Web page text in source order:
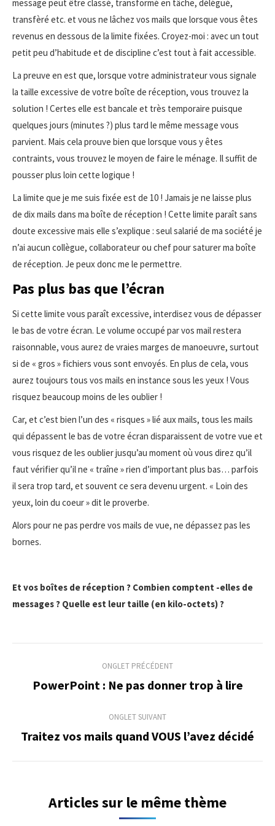
message peut être classé, transformé en tâche, délégué,
transfèré etc. et vous ne lâchez vos mails que lorsque vous êtes
revenus en dessous de la limite fixées. Croyez-moi : avec un tout
petit peu d’habitude et de discipline c’est tout à fait accessible.
La preuve en est que, lorsque votre administrateur vous signale
la taille excessive de votre boîte de réception, vous trouvez la
solution ! Certes elle est bancale et très temporaire puisque
quelques jours (minutes ?) plus tard le même message vous
parvient. Mais cela prouve bien que lorsque vous y êtes
contraints, vous trouvez le moyen de faire le ménage. Il suffit de
pousser plus loin cette logique !
La limite que je me suis fixée est de 10 ! Jamais je ne laisse plus
de dix mails dans ma boîte de réception ! Cette limite paraît sans
doute excessive mais elle s’explique : seul salarié de ma société je
n’ai aucun collègue, collaborateur ou chef pour saturer ma boîte
de réception. Je peux donc me le permettre.
Pas plus bas que l’écran
Si cette limite vous paraît excessive, interdisez vous de dépasser
le bas de votre écran. Le volume occupé par vos mail restera
raisonnable, vous aurez de vraies marges de manoeuvre, surtout
si de « gros » fichiers vous sont envoyés. En plus de cela, vous
aurez toujours tous vos mails en instance sous les yeux ! Vous
risquez beaucoup moins de les oublier !
Car, et c’est bien l’un des « risques » lié aux mails, tous les mails
qui dépassent le bas de votre écran disparaissent de votre vue et
vous risquez de les oublier jusqu’au moment où vous direz qu’il
faut vérifier qu’il ne « traîne » rien d’important plus bas… parfois
il sera trop tard, et souvent ce sera devenu urgent. « Loin des
yeux, loin du coeur » dit le proverbe.
Alors pour ne pas perdre vos mails de vue, ne dépassez pas les
bornes.
Et vos boîtes de réception ? Combien comptent -elles de
messages ? Quelle est leur taille (en kilo-octets) ?
commentaire
ONGLET PRÉCÉDENT
Onglet
PowerPoint : Ne pas donner trop à lire
ONGLET SUIVANT
Onglet
Traitez vos mails quand VOUS l’avez décidé
Articles sur le même thème